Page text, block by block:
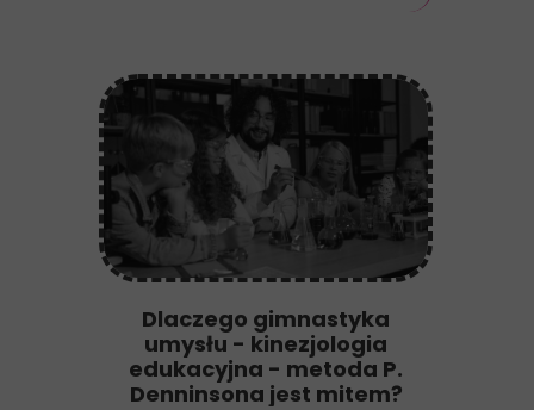
Dlaczego gimnastyka
umysłu - kinezjologia
edukacyjna - metoda P.
Denninsona jest mitem?